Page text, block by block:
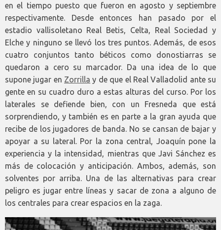
en el tiempo puesto que fueron en agosto y septiembre
respectivamente. Desde entonces han pasado por el
estadio vallisoletano Real Betis, Celta, Real Sociedad y
Elche y ninguno se llevó los tres puntos. Además, de esos
cuatro conjuntos tanto béticos como donostiarras se
quedaron a cero su marcador. Da una idea de lo que
supone jugar en Zorrilla y de que el Real Valladolid ante su
gente en su cuadro duro a estas alturas del curso. Por los
laterales se defiende bien, con un Fresneda que está
sorprendiendo, y también es en parte a la gran ayuda que
recibe de los jugadores de banda. No se cansan de bajar y
apoyar a su lateral. Por la zona central, Joaquín pone la
experiencia y la intensidad, mientras que Javi Sánchez es
más de colocación y anticipación. Ambos, además, son
solventes por arriba. Una de las alternativas para crear
peligro es jugar entre líneas y sacar de zona a alguno de
los centrales para crear espacios en la zaga.